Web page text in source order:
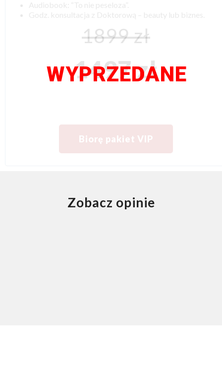
1899 zł
1497 zł
Biorę pakiet VIP
WYPRZEDANE
Zobacz opinie